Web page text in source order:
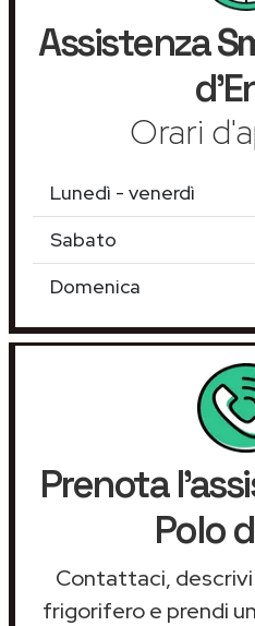
Assistenza
Orari
Lunedì - venerdì
Sabato
Domenica
Prenota
Polo
Contattaci,
frigorifero e prendi